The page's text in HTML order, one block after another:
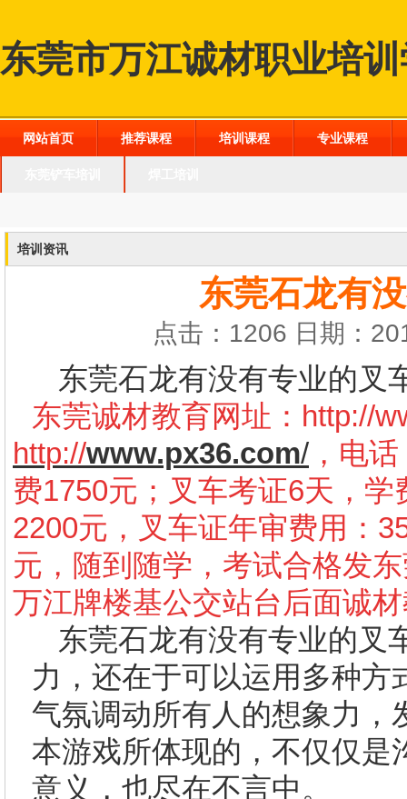
东莞市万江诚材职业培
网站首页 推荐课程 培训课程 专业课程
培训资讯
东莞石龙有
点击：1206 日期：
东莞石龙有没有专业的叉
东莞诚材教育网址： http://
http://www.px36.com/ ，电
费1750元；叉车考证6天，
2200元，叉车证年审费用：
元，随到随学，考试合格发
万江牌楼基公交站台后面诚
东莞石龙有没有专业的叉
力，还在于可以运用多种
气氛调动所有人的想象力，
本游戏所体现的，不仅仅是
意义，也尽在不言中。